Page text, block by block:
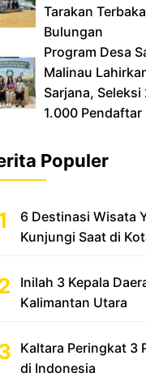
Tarakan
Bulungan
‎Program Desa
Malinau
Sarjana,
1.000 Pendaftar
Populer
6 Destinasi Wisata
Kunjungi Saat di
Inilah 3 Kepala
Kalimantan Utara
Kaltara Peringkat 3
di Indonesia